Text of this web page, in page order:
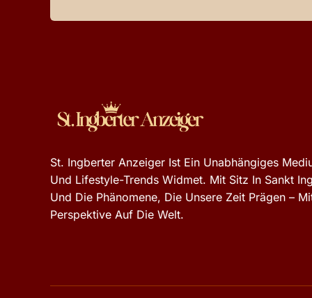
St. Ingberter Anzeiger Ist Ein Unabhängiges
Und Lifestyle-Trends Widmet. Mit Sitz In Sankt
Und Die Phänomene, Die Unsere Zeit Prägen –
Perspektive Auf Die Welt.